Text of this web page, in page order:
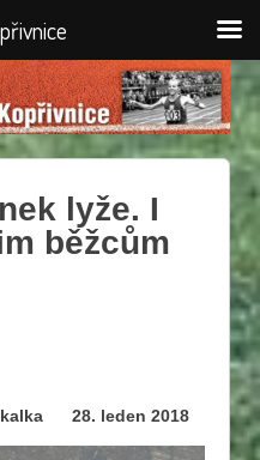
lyže. I
běžcům
28. leden 2018